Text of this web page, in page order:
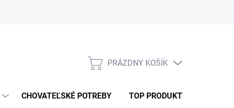
NÁKUPNÝ
PRÁZDNY KOŠÍK
CHOVATEĽSKÉ POTREBY TOP PRODUKTY